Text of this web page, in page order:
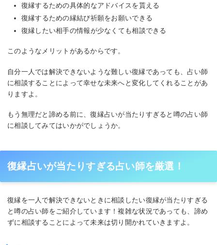
復縁するための具体的なアドバイスを貰える
復縁するための縁結び祈願をお願いできる
復縁したい相手の情報が少なくても相談できる
このようなメリットがあるからです。
自分一人では解決できないような難しい復縁であっても、占い師
に相談することによって幸せな未来へと変化してくれることがあ
りますよ。
もう無理だと諦める前に、復縁占いが当たりすぎると噂の占い師
に相談してみてはいかがでしょうか。
復縁占いが当たりすぎる占い師を厳選！
復縁を一人で解決できないときに相談したい復縁が当たりすぎる
と噂の占い師をご紹介しています！複雑な状況であっても、諦め
ずに相談することによって未来は切り開かれていきますよ。